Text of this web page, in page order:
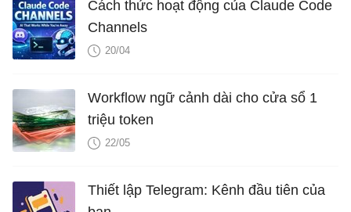
Cách thức hoạt động của Claude Code
Channels
20/04
Workflow ngữ cảnh dài cho cửa sổ 1
triệu token
22/05
Thiết lập Telegram: Kênh đầu tiên của